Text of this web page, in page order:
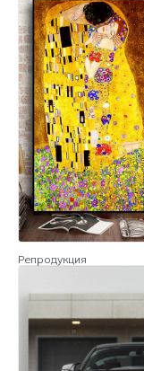
Репродукция